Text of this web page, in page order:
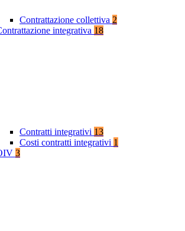
Contrattazione collettiva 2
integrativa 18
Contratti integrativi 13
Costi contratti integrativi 1
3